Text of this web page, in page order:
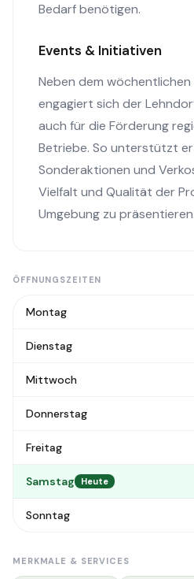
Bedarf benötigen.
Events & Initiativen
Neben dem
engagiert sich der
auch für die Förderung
Betriebe. So unterstützt
Sonderaktionen und
Vielfalt und Qualität der
Umgebung zu präsentieren.
ÖFFNUNGSZEITEN
Montag
Dienstag
Mittwoch
Donnerstag
Freitag
Samstag Heute
Sonntag
MERKMALE & SERVICES